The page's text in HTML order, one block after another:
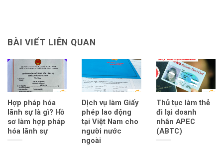
BÀI VIẾT LIÊN QUAN
Hợp pháp hóa
lãnh sự là gì? Hồ
sơ làm hợp pháp
hóa lãnh sự
Dịch vụ làm Giấy
phép lao động
tại Việt Nam cho
người nước
ngoài
Thủ tục làm thẻ
đi lại doanh
nhân APEC
(ABTC)